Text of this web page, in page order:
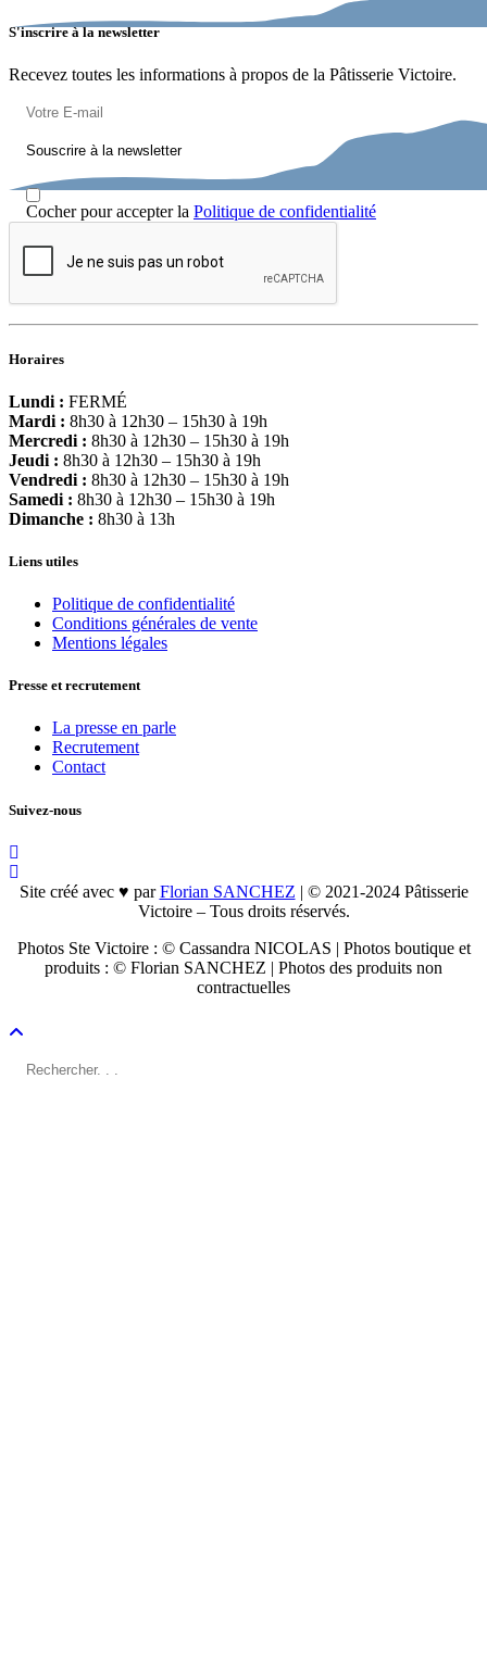
S'inscrire à la newsletter
Recevez toutes les informations à propos de la Pâtisserie Victoire.
Cocher pour accepter la Politique de confidentialité
Horaires
Lundi : FERMÉ
Mardi : 8h30 à 12h30 – 15h30 à 19h
Mercredi : 8h30 à 12h30 – 15h30 à 19h
Jeudi : 8h30 à 12h30 – 15h30 à 19h
Vendredi : 8h30 à 12h30 – 15h30 à 19h
Samedi : 8h30 à 12h30 – 15h30 à 19h
Dimanche : 8h30 à 13h
Liens utiles
Politique de confidentialité
Conditions générales de vente
Mentions légales
Presse et recrutement
La presse en parle
Recrutement
Contact
Suivez-nous
Site créé avec ♥ parFlorian SANCHEZ | © 2021-2024 Pâtisserie
Victoire – Tous droits réservés.
Photos Ste Victoire : © Cassandra NICOLAS | Photos boutique et
produits : © Florian SANCHEZ | Photos des produits non
contractuelles